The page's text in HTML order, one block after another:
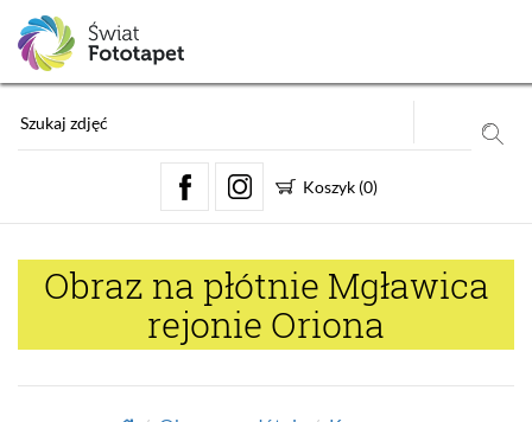
Koszyk (0)
Obraz na płótnie Mgławica
rejonie Oriona